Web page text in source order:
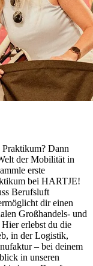
Praktikum? Dann
der Mobilität in
erste
bei HARTJE!
Berufsluft
dir einen
Großhandels- und
erlebst du die
in der Logistik,
– bei deinem
in unseren